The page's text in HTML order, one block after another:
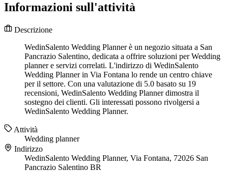
Informazioni sull'attività
Descrizione
WedinSalento Wedding Planner è un negozio situata a San
Pancrazio Salentino, dedicata a offrire soluzioni per Wedding
planner e servizi correlati. L'indirizzo di WedinSalento
Wedding Planner in Via Fontana lo rende un centro chiave
per il settore. Con una valutazione di 5.0 basato su 19
recensioni, WedinSalento Wedding Planner dimostra il
sostegno dei clienti. Gli interessati possono rivolgersi a
WedinSalento Wedding Planner.
Attività
Wedding planner
Indirizzo
WedinSalento Wedding Planner, Via Fontana, 72026 San
Pancrazio Salentino BR